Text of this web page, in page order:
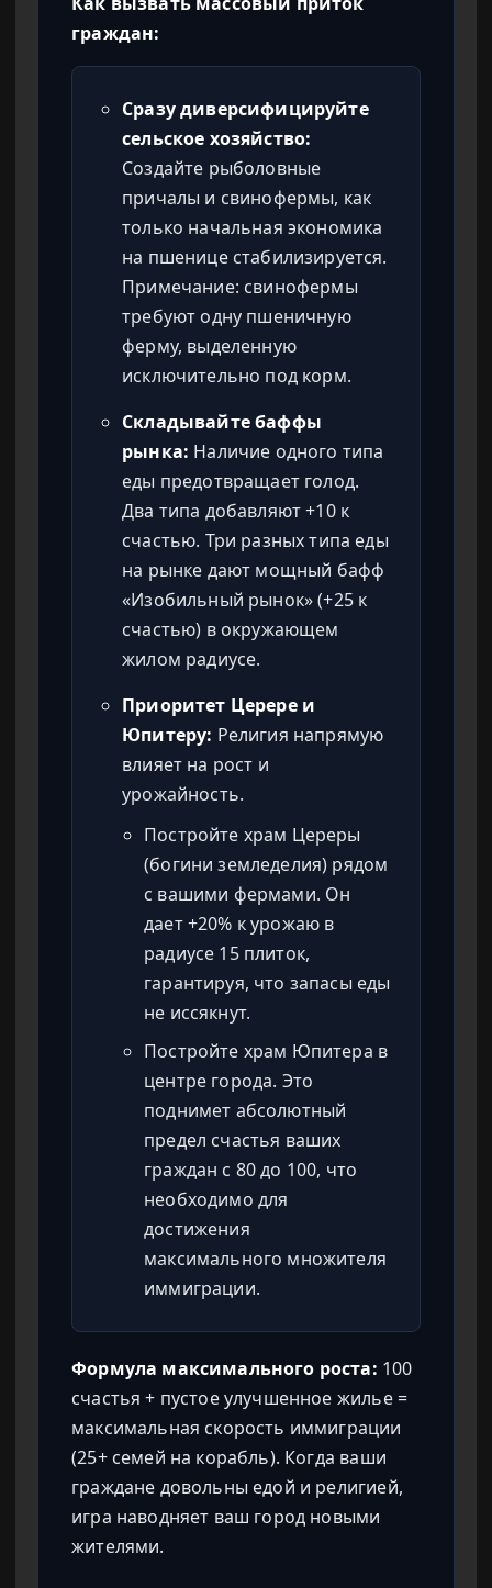
граждан:
Сразу диверсифицируйте
сельское хозяйство:
Создайте рыболовные
причалы и свинофермы, как
только начальная экономика
на пшенице стабилизируется.
Примечание: свинофермы
требуют одну пшеничную
ферму, выделенную
исключительно под корм.
Складывайте баффы
рынка: Наличие одного типа
еды предотвращает голод.
Два типа добавляют +10 к
счастью. Три разных типа еды
на рынке дают мощный бафф
«Изобильный рынок» (+25 к
счастью) в окружающем
жилом радиусе.
Приоритет Церере и
Юпитеру: Религия напрямую
влияет на рост и
урожайность.
Постройте храм Цереры
(богини земледелия) рядом
с вашими фермами. Он
дает +20% к урожаю в
радиусе 15 плиток,
гарантируя, что запасы еды
не иссякнут.
Постройте храм Юпитера в
центре города. Это
поднимет абсолютный
предел счастья ваших
граждан с 80 до 100, что
необходимо для
достижения
максимального множителя
иммиграции.
Формула максимального роста: 100
счастья + пустое улучшенное жилье =
максимальная скорость иммиграции
(25+ семей на корабль). Когда ваши
граждане довольны едой и религией,
игра наводняет ваш город новыми
жителями.